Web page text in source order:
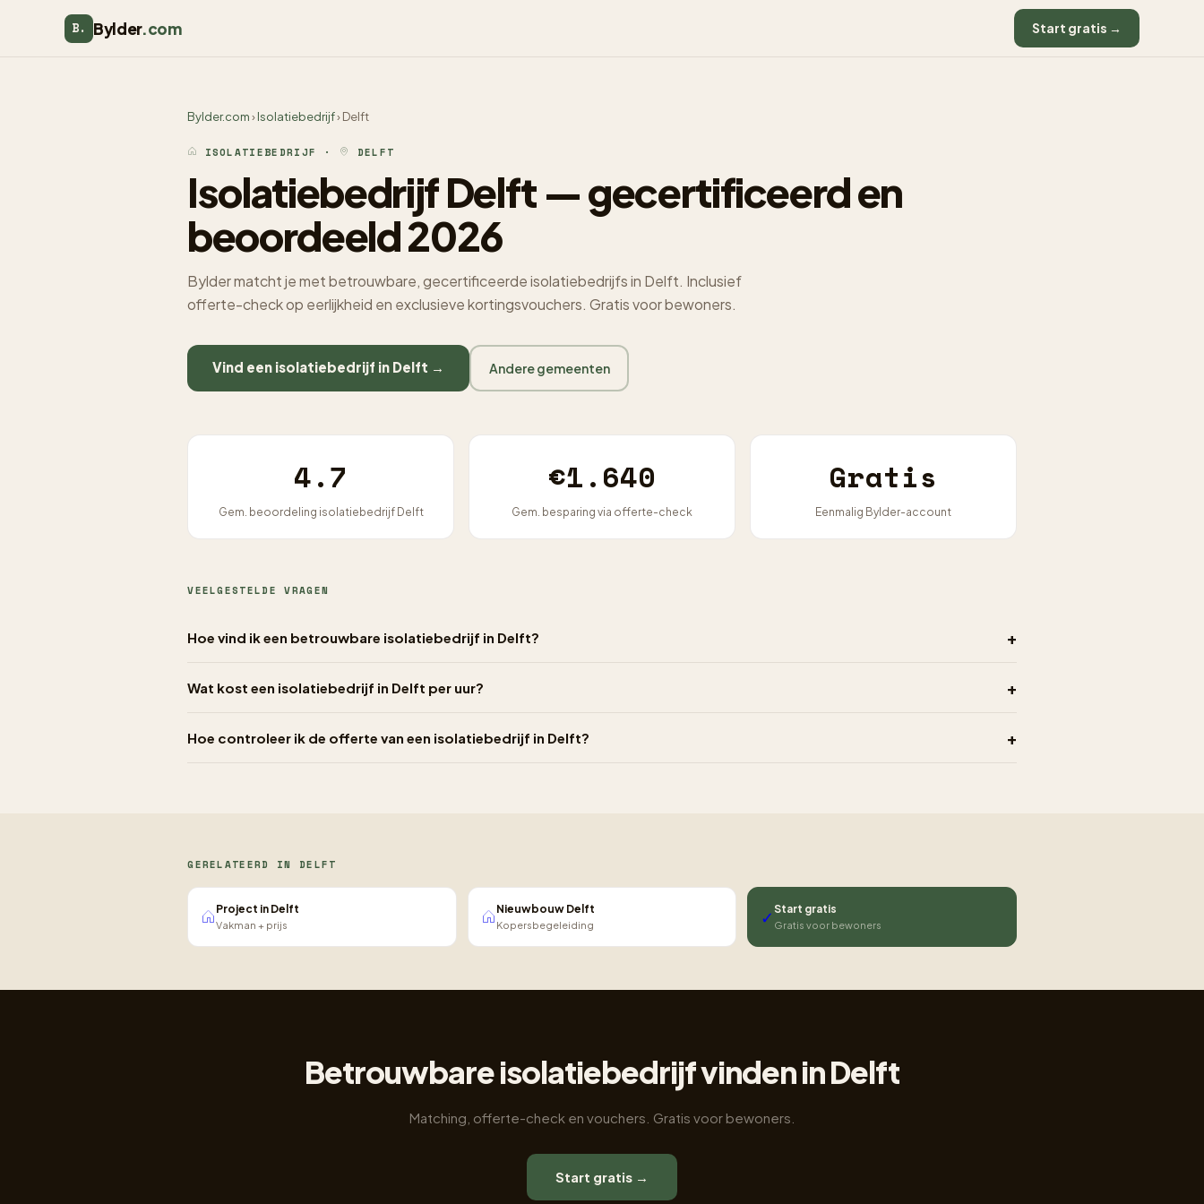
B. Bylder.com Start gratis →
Bylder.com›Isolatiebedrijf› Delft
ISOLATIEBEDRIJF · DELFT
Isolatiebedrijf Delft — gecertificeerd en
beoordeeld 2026
Bylder matcht je met betrouwbare, gecertificeerde isolatiebedrijfs in Delft. Inclusief
offerte-check op eerlijkheid en exclusieve kortingsvouchers. Gratis voor bewoners.
Vind een isolatiebedrijf in Delft → Andere gemeenten
4.7
Gem. beoordeling isolatiebedrijf Delft
€1.640
Gem. besparing via offerte-check
Gratis
Eenmalig Bylder-account
VEELGESTELDE VRAGEN
Hoe vind ik een betrouwbare isolatiebedrijf in Delft? +
Wat kost een isolatiebedrijf in Delft per uur? +
Hoe controleer ik de offerte van een isolatiebedrijf in Delft? +
GERELATEERD IN DELFT
Project in Delft
Vakman + prijs
Nieuwbouw Delft
Kopersbegeleiding ✓Start gratis
Gratis voor bewoners
Betrouwbare isolatiebedrijf vinden in Delft
Matching, offerte-check en vouchers. Gratis voor bewoners.
Start gratis →